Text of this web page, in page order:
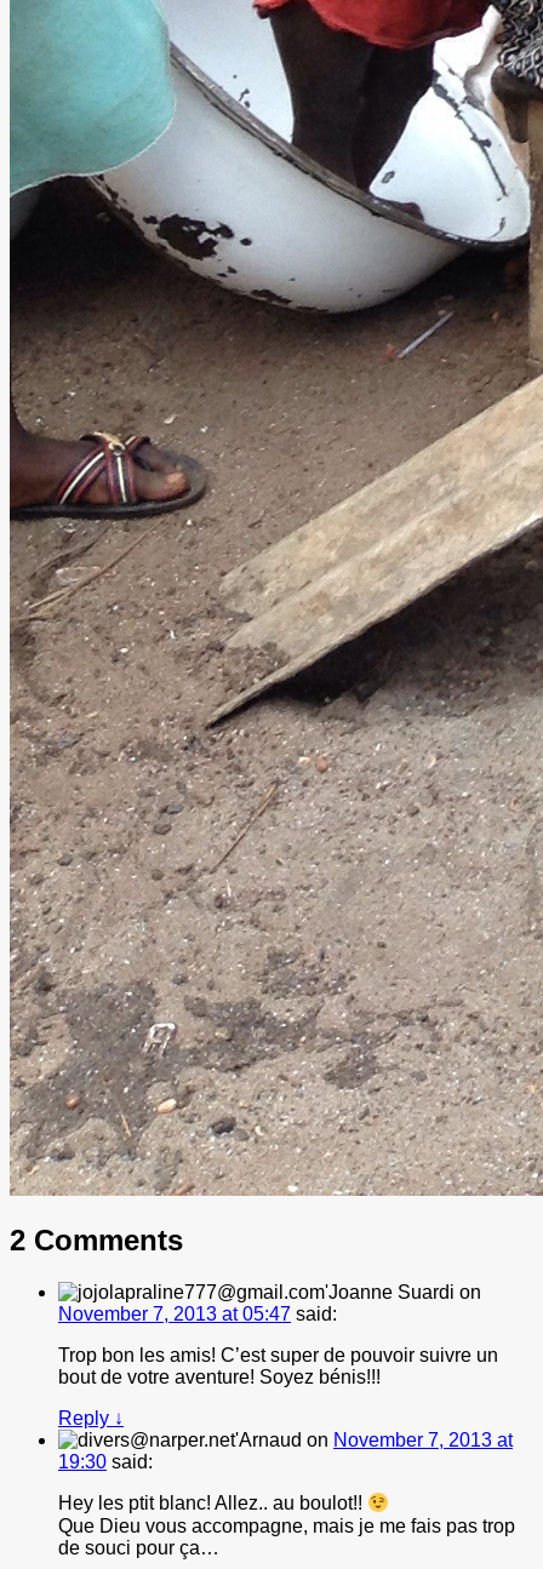
2 Comments
Joanne Suardi on
November 7, 2013 at 05:47 said:
Trop bon les amis! C’est super de pouvoir suivre un
bout de votre aventure! Soyez bénis!!!
Reply ↓
Arnaud on November 7, 2013 at
19:30 said:
Hey les ptit blanc! Allez.. au boulot!!
Que Dieu vous accompagne, mais je me fais pas trop
de souci pour ça…